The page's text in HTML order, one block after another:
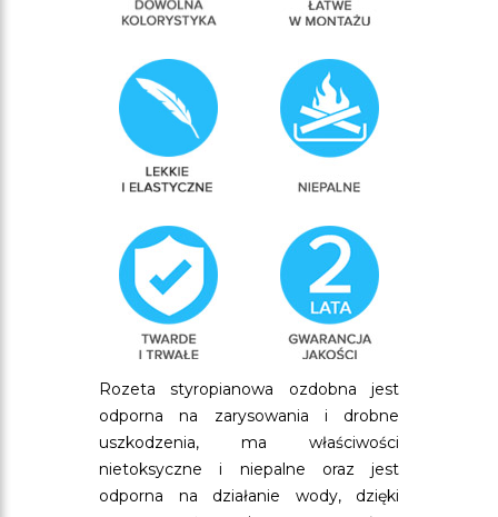
Rozeta styropianowa ozdobna jest
odporna na zarysowania i drobne
uszkodzenia, ma właściwości
nietoksyczne i niepalne oraz jest
odporna na działanie wody, dzięki